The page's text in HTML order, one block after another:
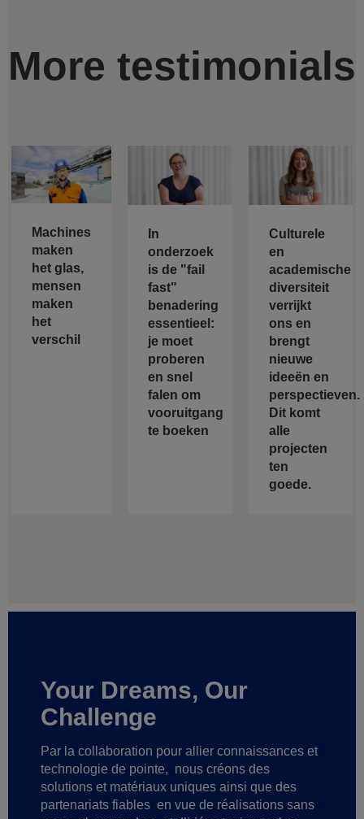
More testimonials
Machines
maken
het glas,
mensen
maken
het
verschil
In
onderzoek
is de "fail
fast"
benadering
essentieel:
je moet
proberen
en snel
falen om
vooruitgang
te boeken
Culturele
en
academische
diversiteit
verrijkt
ons en
brengt
nieuwe
ideeën en
perspectieven.
Dit komt
alle
projecten
ten
goede.
Your Dreams, Our
Challenge
Par la collaboration pour allier connaissances et
technologie de pointe, nous créons des
solutions et matériaux uniques ainsi que des
partenariats fiables en vue de réalisations sans